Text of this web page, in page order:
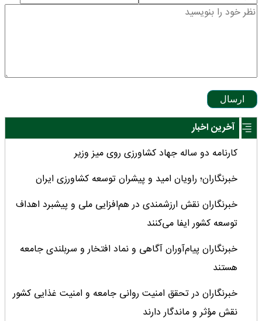
ارسال
آخرین اخبار
کارنامه دو ساله جهاد کشاورزی روی میز وزیر
خبرنگاران؛ راویان امید و پیشران توسعه کشاورزی ایران
خبرنگاران نقش ارزشمندی در هم‌افزایی ملی و پیشبرد اهداف
توسعه کشور ایفا می‌کنند
خبرنگاران پیام‌آوران آگاهى و نماد افتخار و سربلندى جامعه
هستند
خبرنگاران در تحقق امنیت روانی جامعه و امنیت غذایی کشور
نقش مؤثر و ماندگار دارند